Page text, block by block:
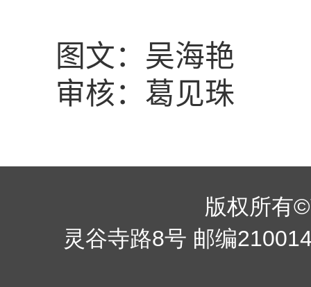
图 文：吴海艳
审核：葛见珠
版权所有
灵谷寺路8号 邮编